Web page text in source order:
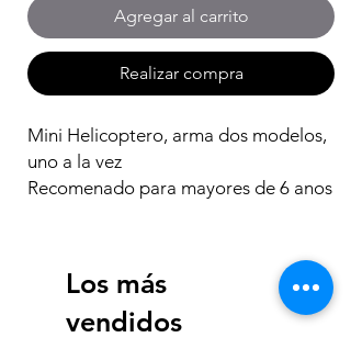
Agregar al carrito
Realizar compra
Mini Helicoptero, arma dos modelos,
uno a la vez
Recomenado para mayores de 6 anos
Los más
vendidos